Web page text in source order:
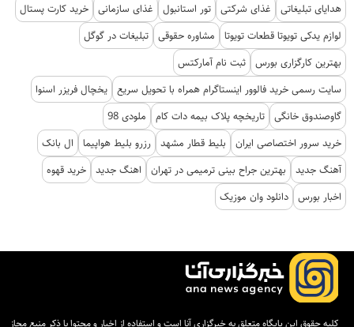
هدایای تبلیغاتی
غذای شرکتی تور استانبول غذای سازمانی خرید کارت پستال
لوازم یدکی تویوتا قطعات تویوتا
مشاوره حقوقی تبلیغات در گوگل
بهترین کارگزاری بورس ثبت نام آمارکتس
سایت رسمی خرید فالوور اینستاگرام همراه با تحویل سریع یخچال فریزر اسنوا
گاوصندوق خانگی تاریخچه پلاک بیمه دات کام
ملودی 98
خرید سرور اختصاصی ایران
بلیط قطار مشهد رزرو بلیط هواپیما
ال بانک
آهنگ جدید
بهترین جراح بینی ترمیمی در تهران اهنگ جدید خرید قهوه
اخبار بورس دانلود وان موزیک
کلیه حقوق این پایگاه متعلق به خبرگزاری آنا است و استفاده از اخبار و محتوا با ذکر منبع مجاز